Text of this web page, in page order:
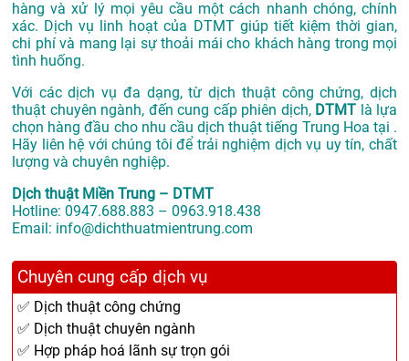
hàng và xử lý mọi yêu cầu một cách nhanh chóng, chính
xác. Dịch vụ linh hoạt của DTMT giúp tiết kiệm thời gian,
chi phí và mang lại sự thoải mái cho khách hàng trong mọi
tình huống.
Với các dịch vụ đa dạng, từ dịch thuật công chứng, dịch
thuật chuyên ngành, đến cung cấp phiên dịch, DTMT là lựa
chọn hàng đầu cho nhu cầu dịch thuật tiếng Trung Hoa tại .
Hãy liên hệ với chúng tôi để trải nghiệm dịch vụ uy tín, chất
lượng và chuyên nghiệp.
Dịch thuật Miền Trung – DTMT
Hotline: 0947.688.883 – 0963.918.438
Email: info@dichthuatmientrung.com
Chuyên cung cấp dịch vụ
✅ Dịch thuật công chứng
✅ Dịch thuật chuyên ngành
✅ Hợp pháp hoá lãnh sự trọn gói